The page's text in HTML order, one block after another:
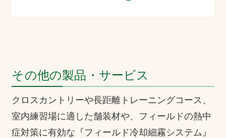
その他の製品・サービス
クロスカントリーや長距離トレーニングコース、
室内練習場に適した舗装材や、フィールドの熱中
症対策に有効な『フィールド冷却細霧システム』